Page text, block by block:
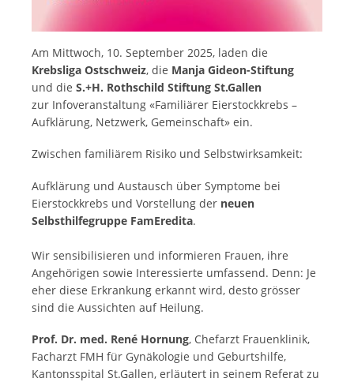
Am Mittwoch, 10. September 2025, laden die
Krebsliga Ostschweiz, die Manja Gideon-Stiftung
und die S.+H. Rothschild Stiftung St.Gallen
zur Infoveranstaltung «Familiärer Eierstockkrebs –
Aufklärung, Netzwerk, Gemeinschaft» ein.
Zwischen familiärem Risiko und Selbstwirksamkeit:
Aufklärung und Austausch über Symptome bei
Eierstockkrebs und Vorstellung der neuen
Selbsthilfegruppe FamEredita.
Wir sensibilisieren und informieren Frauen, ihre
Angehörigen sowie Interessierte umfassend. Denn: Je
eher diese Erkrankung erkannt wird, desto grösser
sind die Aussichten auf Heilung.
Prof. Dr. med. René Hornung, Chefarzt Frauenklinik,
Facharzt FMH für Gynäkologie und Geburtshilfe,
Kantonsspital St.Gallen, erläutert in seinem Referat zu